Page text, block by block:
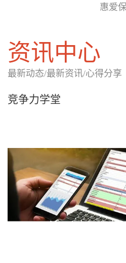
惠爱
资讯中心
最新动态/最新资讯/心得分享
竞争力学堂